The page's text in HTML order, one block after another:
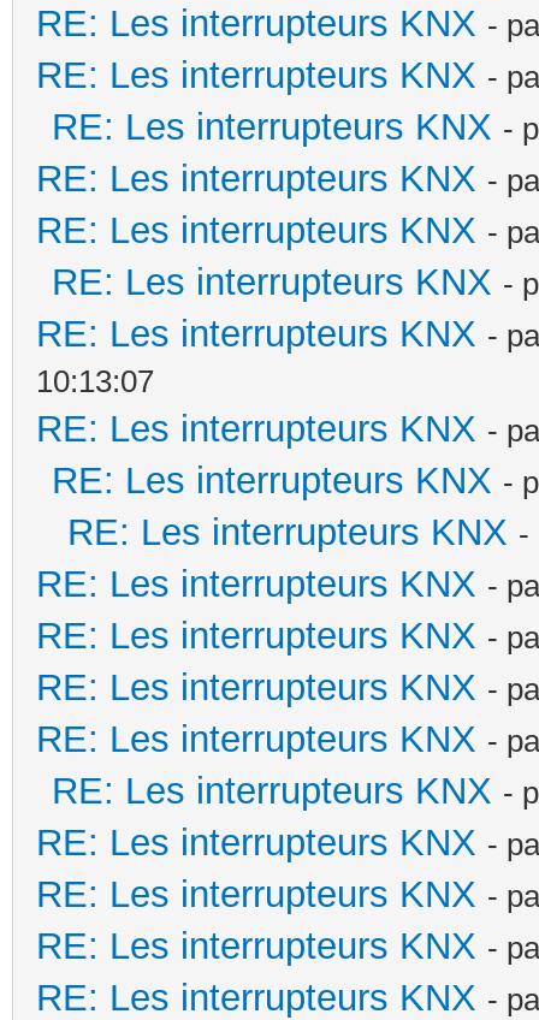
RE: Les interrupteurs KNX -
RE: Les interrupteurs KNX -
RE: Les interrupteurs KNX -
RE: Les interrupteurs KNX -
RE: Les interrupteurs KNX -
RE: Les interrupteurs KNX -
RE: Les interrupteurs KNX -
10:13:07
RE: Les interrupteurs KNX -
RE: Les interrupteurs KNX -
RE: Les interrupteurs KNX -
RE: Les interrupteurs KNX -
RE: Les interrupteurs KNX -
RE: Les interrupteurs KNX -
RE: Les interrupteurs KNX -
RE: Les interrupteurs KNX -
RE: Les interrupteurs KNX -
RE: Les interrupteurs KNX -
RE: Les interrupteurs KNX -
RE: Les interrupteurs KNX -